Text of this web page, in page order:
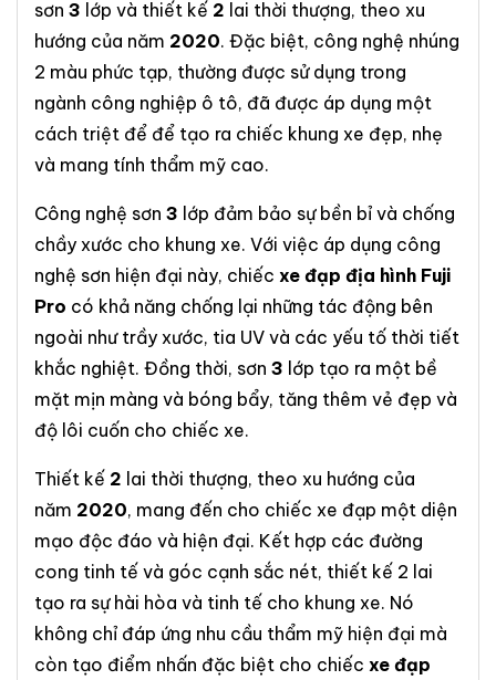
sơn 3 lớp và thiết kế 2 lai thời thượng, theo xu
hướng của năm 2020. Đặc biệt, công nghệ nhúng
2 màu phức tạp, thường được sử dụng trong
ngành công nghiệp ô tô, đã được áp dụng một
cách triệt để để tạo ra chiếc khung xe đẹp, nhẹ
và mang tính thẩm mỹ cao.
Công nghệ sơn 3 lớp đảm bảo sự bền bỉ và chống
chầy xước cho khung xe. Với việc áp dụng công
nghệ sơn hiện đại này, chiếc xe đạp địa hình Fuji
Pro có khả năng chống lại những tác động bên
ngoài như trầy xước, tia UV và các yếu tố thời tiết
khắc nghiệt. Đồng thời, sơn 3 lớp tạo ra một bề
mặt mịn màng và bóng bẩy, tăng thêm vẻ đẹp và
độ lôi cuốn cho chiếc xe.
Thiết kế 2 lai thời thượng, theo xu hướng của
năm 2020, mang đến cho chiếc xe đạp một diện
mạo độc đáo và hiện đại. Kết hợp các đường
cong tinh tế và góc cạnh sắc nét, thiết kế 2 lai
tạo ra sự hài hòa và tinh tế cho khung xe. Nó
không chỉ đáp ứng nhu cầu thẩm mỹ hiện đại mà
còn tạo điểm nhấn đặc biệt cho chiếc xe đạp